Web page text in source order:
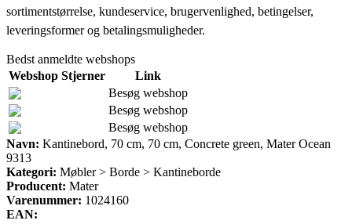
sortimentstørrelse, kundeservice, brugervenlighed, betingelser,
leveringsformer og betalingsmuligheder.
Bedst anmeldte webshops
Webshop Stjerner
Link
Besøg webshop
Besøg webshop
Besøg webshop
Navn: Kantinebord, 70 cm, 70 cm, Concrete green, Mater Ocean
9313
Kategori: Møbler > Borde > Kantineborde
Producent: Mater
Varenummer: 1024160
EAN: